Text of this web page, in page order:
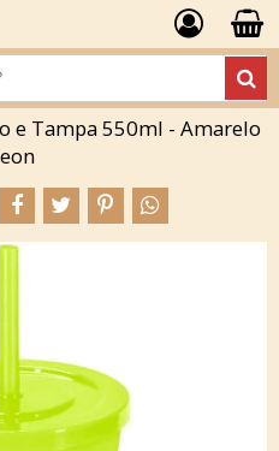
e Tampa 550ml - Amarelo